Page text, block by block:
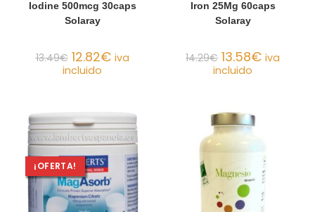
Iodine 500mcg 30caps
Solaray
13.49€ 12.82€ iva
incluido
Iron 25Mg 60caps
Solaray
14.29€ 13.58€ iva
incluido
¡OFERTA!